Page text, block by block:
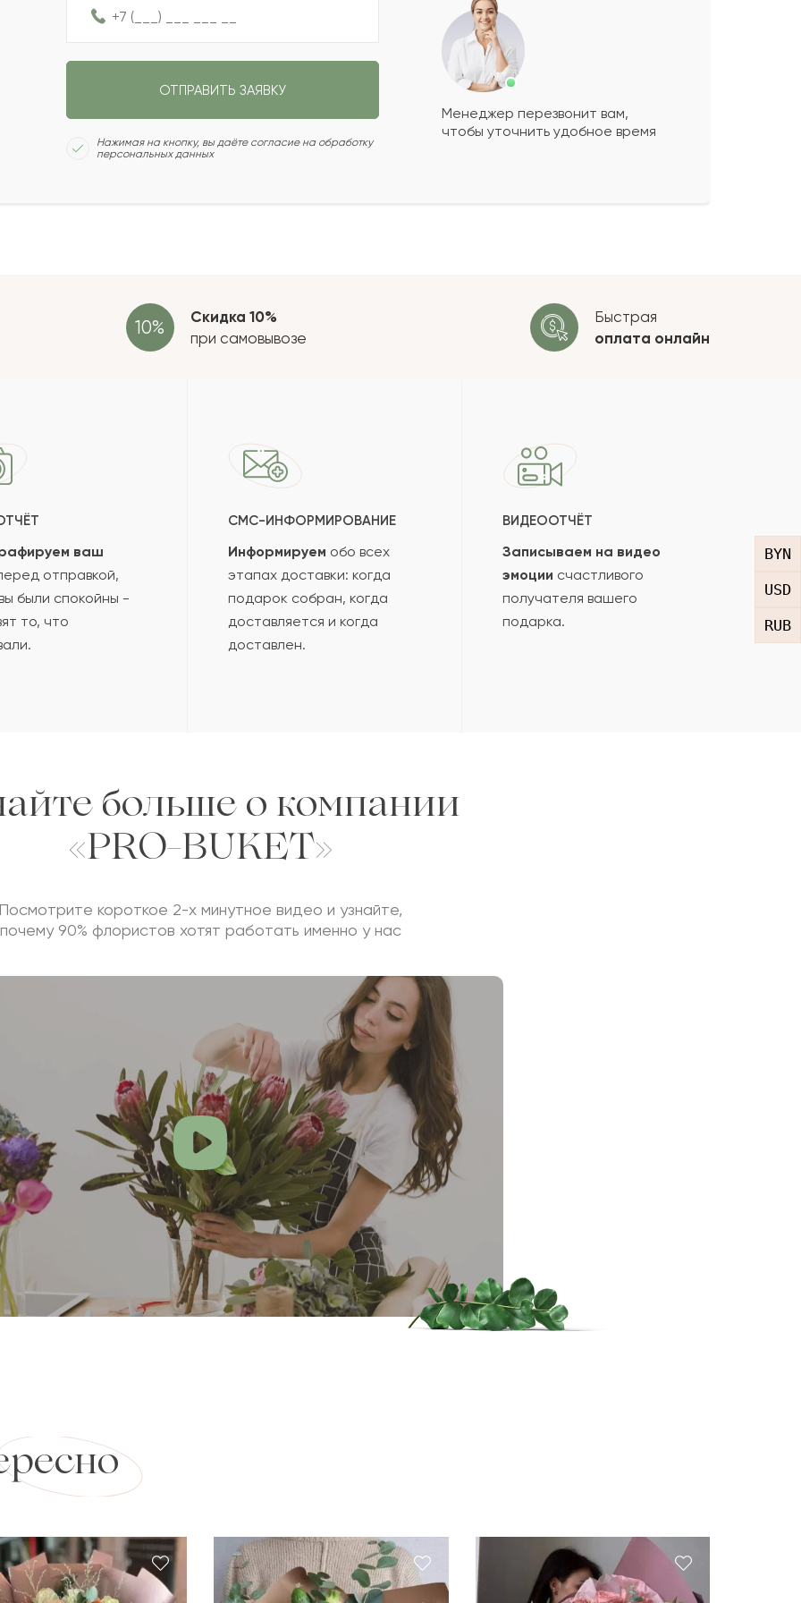
BYN
USD
RUB
2022-07-19
2022-07-14
Сколько будет+?
ОСТАВИТЬ ОТЗЫВ
ОТПРАВИТЬ ЗАЯВКУ
Нажимая на кнопку, вы даёте согласие на обработку
персональных данных
Менеджер перезвонит вам,
чтобы уточнить удобное время
Скидка 10%
при самовывозе
Быстрая
оплата онлайн
ваш
отправкой,
были спокойны -
то, что
СМС-ИНФОРМИРОВАНИЕ
Информируем обо всех
этапах доставки: когда
подарок собран, когда
доставляется и когда
доставлен.
ВИДЕООТЧЁТ
Записываем на видео
эмоции счастливого
получателя вашего
подарка.
больше о компании
«PRO-BUKET»
короткое 2-х минутное видео и узнайте,
почему 90% флористов хотят работать именно у нас